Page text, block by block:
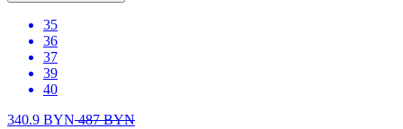
35
36
37
39
40
340.9 BYN487BYN